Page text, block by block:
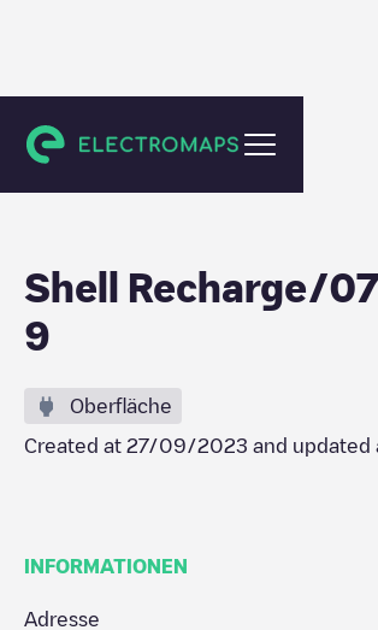
Amstelveen
Shell Recharge/
9
Oberfläche
Created at 27/09/2023 and updated
INFORMATIONEN
Adresse